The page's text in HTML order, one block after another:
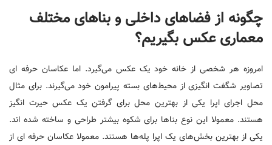
چگونه از فضاهای داخلی و بناهای مختلف
معماری عکس بگیریم؟
امروزه هر شخصی از خانه خود یک عکس می‌گیرد. اما عکاسان حرفه ای
تصاویر شگفت انگیزی از محیط‌های بسته پیرامون خود می‌گیرند. برای مثال
محل اجرای اپرا یکی از بهترین محل برای گرفتن یک عکس حیرت انگیز
هستند. معمولا این نوع بناها برای شکوه بیشتر طراحی و ساخته شده اند.
یکی از بهترین بخش‌های یک اپرا پله‌ها هستند. معمولا عکاسان حرفه ای از